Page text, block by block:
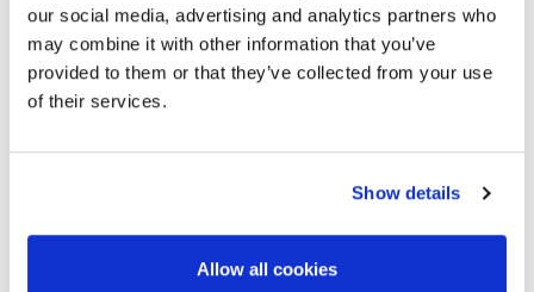
our social media, advertising and analytics partners who
may combine it with other information that you’ve
provided to them or that they’ve collected from your use
of their services.
Show details
Allow all cookies
utilisées pour répondre à votre demande.
Prénom*
protection des données.